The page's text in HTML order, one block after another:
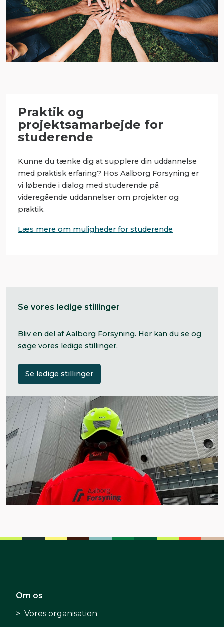
Praktik og
projektsamarbejde for
studerende
Kunne du tænke dig at supplere din uddannelse
med praktisk erfaring? Hos Aalborg Forsyning er
vi løbende i dialog med studerende på
videregående uddannelser om projekter og
praktik.
Læs mere om muligheder for studerende
Se vores ledige stillinger
Bliv en del af Aalborg Forsyning. Her kan du se og
søge vores ledige stillinger.
Se ledige stillinger
Om os
Vores organisation